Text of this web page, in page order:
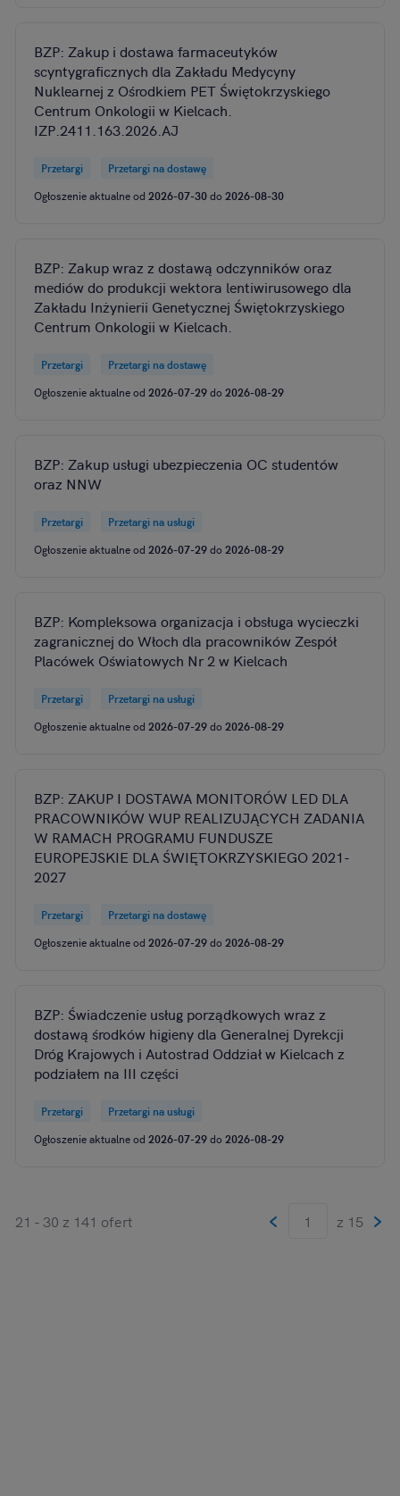
BZP: Zakup i dostawa farmaceutyków
scyntygraficznych dla Zakładu Medycyny
Nuklearnej z Ośrodkiem PET Świętokrzyskiego
Centrum Onkologii w Kielcach.
IZP.2411.163.2026.AJ
Przetargi
Przetargi na dostawę
Ogłoszenie aktualne od 2026-07-30do 2026-08-30
BZP: Zakup wraz z dostawą odczynników oraz
mediów do produkcji wektora lentiwirusowego dla
Zakładu Inżynierii Genetycznej Świętokrzyskiego
Centrum Onkologii w Kielcach.
Przetargi
Przetargi na dostawę
Ogłoszenie aktualne od 2026-07-29do 2026-08-29
BZP: Zakup usługi ubezpieczenia OC studentów
oraz NNW
Przetargi
Przetargi na usługi
Ogłoszenie aktualne od 2026-07-29do 2026-08-29
BZP: Kompleksowa organizacja i obsługa wycieczki
zagranicznej do Włoch dla pracowników Zespół
Placówek Oświatowych Nr 2 w Kielcach
Przetargi
Przetargi na usługi
Ogłoszenie aktualne od 2026-07-29do 2026-08-29
BZP: ZAKUP I DOSTAWA MONITORÓW LED DLA
PRACOWNIKÓW WUP REALIZUJĄCYCH ZADANIA
W RAMACH PROGRAMU FUNDUSZE
EUROPEJSKIE DLA ŚWIĘTOKRZYSKIEGO 2021-
2027
Przetargi
Przetargi na dostawę
Ogłoszenie aktualne od 2026-07-29do 2026-08-29
BZP: Świadczenie usług porządkowych wraz z
dostawą środków higieny dla Generalnej Dyrekcji
Dróg Krajowych i Autostrad Oddział w Kielcach z
podziałem na III części
Przetargi
Przetargi na usługi
Ogłoszenie aktualne od 2026-07-29do 2026-08-29
21 - 30 z 141 ofert z 15